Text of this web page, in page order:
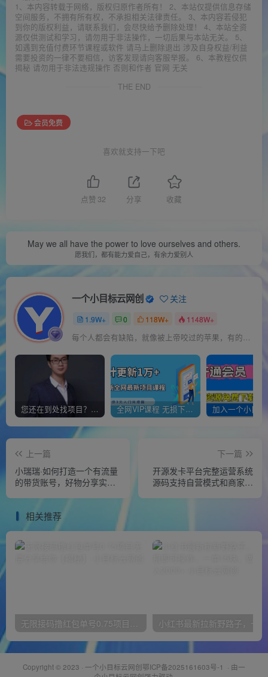
1、本内容转载于网络，版权归原作者所有！ 2、本站仅提供信息存储
空间服务，不拥有所有权，不承担相关法律责任。 3、本内容若侵犯
到你的版权利益，请联系我们，会尽快给予删除处理！ 4、本站全资
源仅供测试和学习，请勿用于非法操作，一切后果与本站无关。 5、
如遇到充值付费环节课程或软件 请马上删除退出 涉及自身权益/利益
需要投资的一律不要相信，访客发现请向客服举报。 6、本教程仅供
揭秘 请勿用于非法违规操作 否则和作者 官网 无关
THE END
会员免费
喜欢就支持一下吧
点赞 32 分享 收藏
May we all have the power to love ourselves and others.
愿我们，都有能力爱自己，有余力爱别人
一个小目标云网创 关注
1.9W+ 0 118W+ 1148W+
每个人都会有缺陷，就像被上帝咬过的苹果，有的人缺陷比较大，正是因为上帝特别喜欢他的芬芳
您还在到处找项目？还在当韭菜？我靠经营“一个小目标网创商城”年入百W+，曾经我也负债累累! 全网VIP课程 无损下载~
上一篇
小瑞瑞·如何打造一个有流量
的带货账号，好物分享实操
下一篇
开源发卡平台完整运营系统
源码支持自营模式和商家入
相关推荐
无限接码撸红包单号0.75项目无偿分享给你【揭秘】
Copyright © 2023 · 一个小目标云网创鄂ICP备2025161603号-1 · 由一